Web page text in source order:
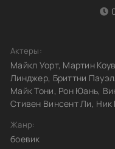
Актеры:
Майкл Уорт, Мартин
Линджер, Бриттни
Майк Тони, Рон Юань,
Стивен Винсент Ли, Ник
Жанр:
боевик